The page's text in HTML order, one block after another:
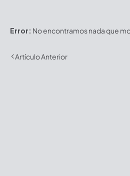
Error: No encontramos nada que
Artículo Anterior